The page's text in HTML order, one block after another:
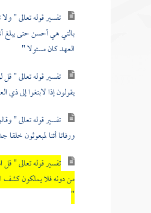
تفسير قوله تعالى " ولا
بالتي هي أحسن حتى يبلغ
العهد كان مسئولا "
تفسير قوله تعالى " قل
يقولون إذا لابتغوا إلى ذي
تفسير قوله تعالى "
ورفاتا أئنا لمبعوثون خلقا
تفسير قوله تعالى "
من دونه فلا يملكون كشف
"